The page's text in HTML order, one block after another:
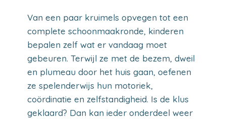
Van een paar kruimels opvegen tot een
complete schoonmaakronde, kinderen
bepalen zelf wat er vandaag moet
gebeuren. Terwijl ze met de bezem, dweil
en plumeau door het huis gaan, oefenen
ze spelenderwijs hun motoriek,
coördinatie en zelfstandigheid. Is de klus
geklaard? Dan kan ieder onderdeel weer